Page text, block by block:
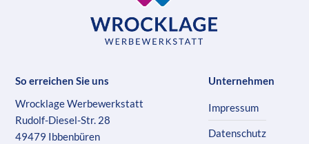
So erreichen Sie uns
Wrocklage Werbewerkstatt
Rudolf-Diesel-Str. 28
49479 Ibbenbüren
Unternehmen
Impressum
Datenschutz